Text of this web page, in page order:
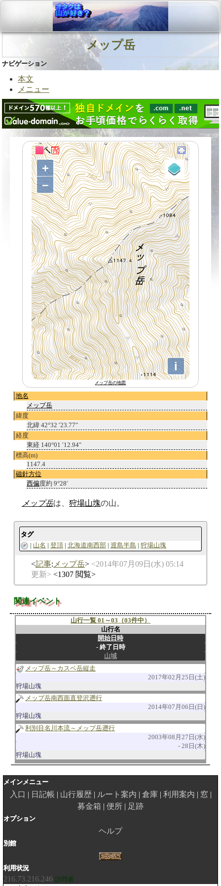
メップ岳
ナビゲーション
本文
メニュー
メップ岳の地図
地名
メップ岳
緯度
北緯 42°32 ′23.77″
経度
東経 140°01 ′12.94″
標高(m)
1147.4
磁針方位
西偏度約 9°28′
メップ岳は、 狩場山塊の山。
タグ
山名
登頂 北海道南西部 渡島半島 狩場山塊
記事: メップ岳
2014年07月09日(水) 05:14
更新
1307 閲覧
関連イベント
山行一覧 01～03（03件中）
山行名
開始日時
終了日時
山域
メップ岳～カスベ岳縦走
2017年02月25日(土)
狩場山塊
メップ岳南西面直登沢遡行
2014年07月06日(日)
狩場山塊
利別目名川本流～メップ岳遡行
2003年08月27日(水)
28日(木)
狩場山塊
メインメニュー
入口 日記帳 山行履歴 ルート案内 倉庫 利用案内
窓
募金箱
便所 足跡
オプション
ヘルプ
別館
利用状況
216.73.216.246 訪問者